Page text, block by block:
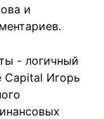
и
- логичный
Capital Игорь